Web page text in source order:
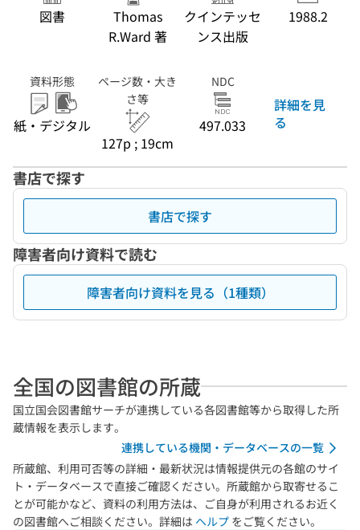
図書
Thomas
R.Ward 著
クインテッセ
ンス出版
1988.2
資料形態
紙・デジタル
ページ数・大き
さ等
127p ; 19cm
NDC
497.033
詳細を見
る
書店で探す
書店で探す
障害者向け資料で読む
障害者向け資料を見る（1種類）
全国の図書館の所蔵
国立国会図書館サーチが連携している各図書館等から取得した所
蔵情報を表示します。
連携している機関・データベースの一覧
所蔵館、利用可否等の詳細・最新状況は情報提供元の各館のサイ
ト・データベースで直接ご確認ください。所蔵館から取寄せるこ
とが可能かなど、資料の利用方法は、ご自身が利用されるお近く
の図書館へご相談ください。詳細は ヘルプ をご覧ください。